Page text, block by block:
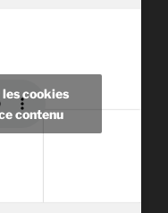
cookies
contenu